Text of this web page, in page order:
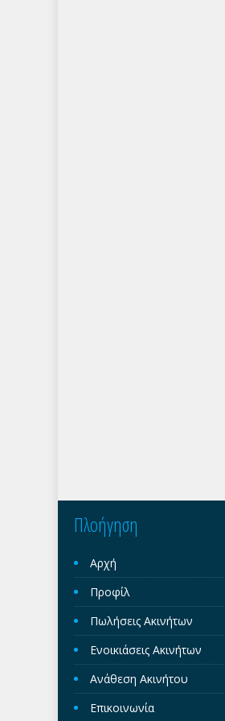
Πλοήγηση
Αρχή
Προφίλ
Πωλήσεις Ακινήτων
Ενοικιάσεις Ακινήτων
Ανάθεση Ακινήτου
Επικοινωνία